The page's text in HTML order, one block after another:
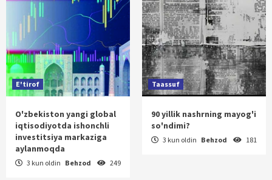
E'tirof
O'zbekiston yangi global
iqtisodiyotda ishonchli
investitsiya markaziga
aylanmoqda
3 kun oldin Behzod 249
Taassuf
90 yillik nashrning mayog'i
so'ndimi?
3 kun oldin Behzod 181